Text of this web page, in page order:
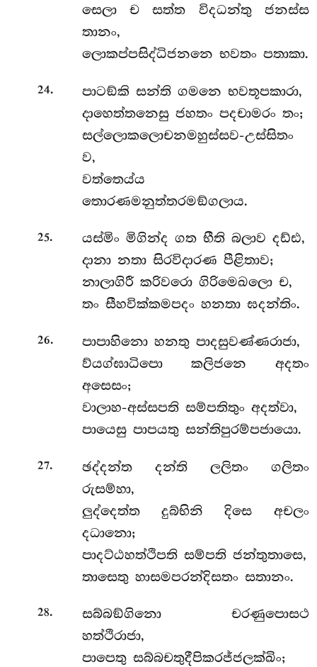
සෙලා ච සත්ත විදධන්තු ජනස්ස
තානං,
ලොකප්පසිද්ධිජනනෙ භවතං පතාකා.
24.
පාටඞ්කි සන්ති ගමනෙ භවතූපකාරා,
දාහෙත්තනෙසු ජහතං පදචාමරං තං;
සල්ලොකලොචනමහුස්සව-උස්සිතං
ව,
වත්තෙය්ය
තොරණමනුත්තරමඞ්ගලාය.
25.
යස්මිං මිගින්ද ගත භීති බලාව දඩ්ඪ,
දානා නතා සිරවිදාරණ පීළිතාව;
නාලාගිරී කරිවරො ගිරිමෙඛලො ච,
තං සීහවික්කමපදං හනතා ඝදන්තිං.
26.
පාපාහිනො හනතු පාදසුවණ්ණරාජා,
ව්යග්ඝාධිපො කලිජනෙ අදතං
අසෙසං;
වාලාහ-අස්සපති සම්පතිතුං අදත්වා,
පායෙසු පාපයතු සන්තිපුරම්පජායො.
27.
ඡද්දන්ත දන්ති ලලිතං ගලිතං
රුසම්හා,
ලුද්දෙත්ත දුබ්භිනි දිසෙ අචලං
දධානො;
පාදට්ඨහත්ථිපති සම්පති ජන්තුතාසෙ,
තාසෙතු හාසමපරන්දිසතං සතානං.
28.
සබ්බඞ්ගිනො චරණුපොසථ
හත්ථිරාජා,
පාපෙතු සබ්බචතුදීපිකරජ්ජලක්ඛිං;